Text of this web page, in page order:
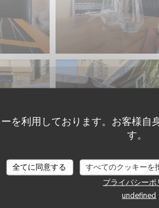
を利用しております。お客様自
す。
全てに同意する すべてのクッキーを
プライバシーポ
undefined
Le Bouchon